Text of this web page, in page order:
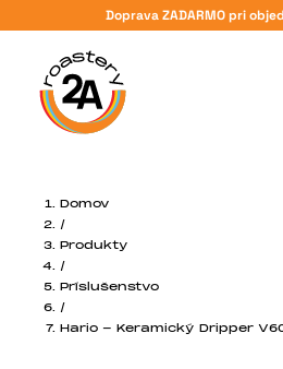
Doprava ZADARMO pri
Domov
/
Produkty
/
Príslušenstvo
/
Hario - Keramický Dripper